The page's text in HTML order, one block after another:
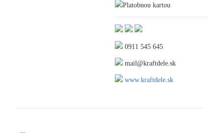
Platobnou kartou
0911 545 645
mail@kraftdele.sk
www.kraftdele.sk